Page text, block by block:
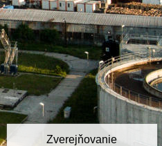
Zverejňovanie